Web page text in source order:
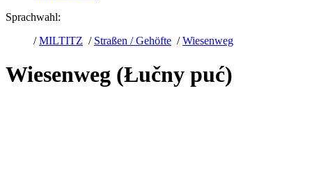
Sprachwahl:
/MILTITZ / Straßen / Gehöfte /Wiesenweg
Wiesenweg (Łučny puć)